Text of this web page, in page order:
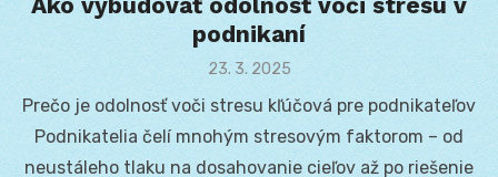
podnikaní
Posted
23. 3. 2025
Prečo je odolnosť voči stresu kľúčová pre podnikateľov
Podnikatelia čelí mnohým stresovým faktorom – od
neustáleho tlaku na dosahovanie cieľov až po riešenie